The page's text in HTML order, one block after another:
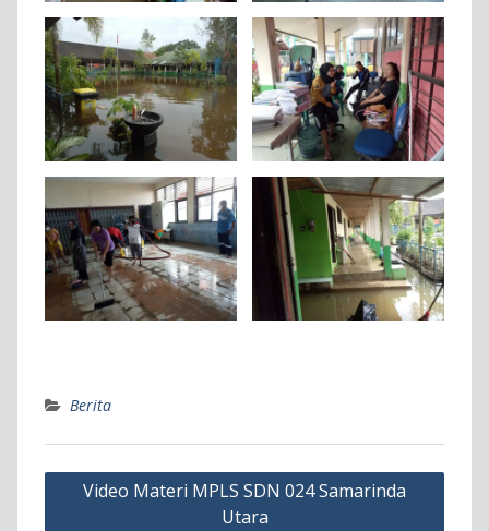
Berita
Navigasi
Video Materi MPLS SDN 024 Samarinda
Utara